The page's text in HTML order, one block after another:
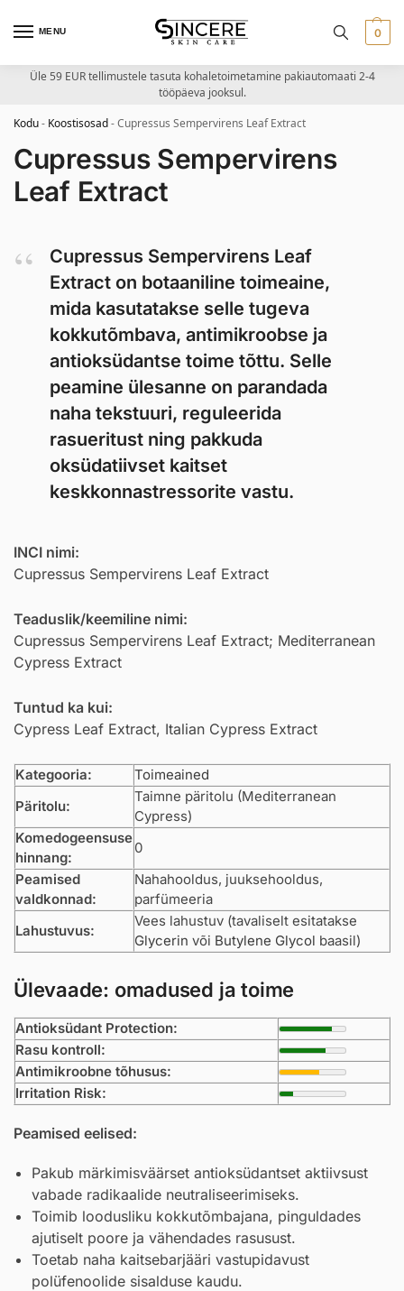
MENU 0
Üle 59 EUR tellimustele tasuta kohaletoimetamine pakiautomaati 2-4
tööpäeva jooksul.
Kodu- Koostisosad-Cupressus Sempervirens Leaf Extract
Cupressus Sempervirens
Leaf Extract
Cupressus Sempervirens Leaf
Extract on botaaniline toimeaine,
mida kasutatakse selle tugeva
kokkutõmbava, antimikroobse ja
antioksüdantse toime tõttu. Selle
peamine ülesanne on parandada
naha tekstuuri, reguleerida
rasueritust ning pakkuda
oksüdatiivset kaitset
keskkonnastressorite vastu.
INCI nimi:
Cupressus Sempervirens Leaf Extract
Teaduslik/keemiline nimi:
Cupressus Sempervirens Leaf Extract; Mediterranean
Cypress Extract
Tuntud ka kui:
Cypress Leaf Extract, Italian Cypress Extract
Kategooria:
Toimeained
Päritolu:
Taimne päritolu (Mediterranean
Cypress)
Komedogeensuse
hinnang:
0
Peamised
valdkonnad:
Nahahooldus, juuksehooldus,
parfümeeria
Lahustuvus:
Vees lahustuv (tavaliselt esitatakse
Glycerin või Butylene Glycol baasil)
Ülevaade: omadused ja toime
Antioksüdant Protection:
Rasu kontroll:
Antimikroobne tõhusus:
Irritation Risk:
Peamised eelised:
Pakub märkimisväärset antioksüdantset aktiivsust
vabade radikaalide neutraliseerimiseks.
Toimib loodusliku kokkutõmbajana, pinguldades
ajutiselt poore ja vähendades rasusust.
Toetab naha kaitsebarjääri vastupidavust
polüfenoolide sisalduse kaudu.